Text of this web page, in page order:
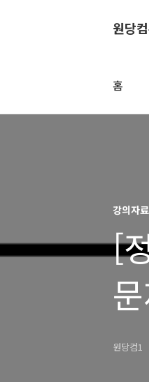
원당
홈
강의자
[
원당컴1